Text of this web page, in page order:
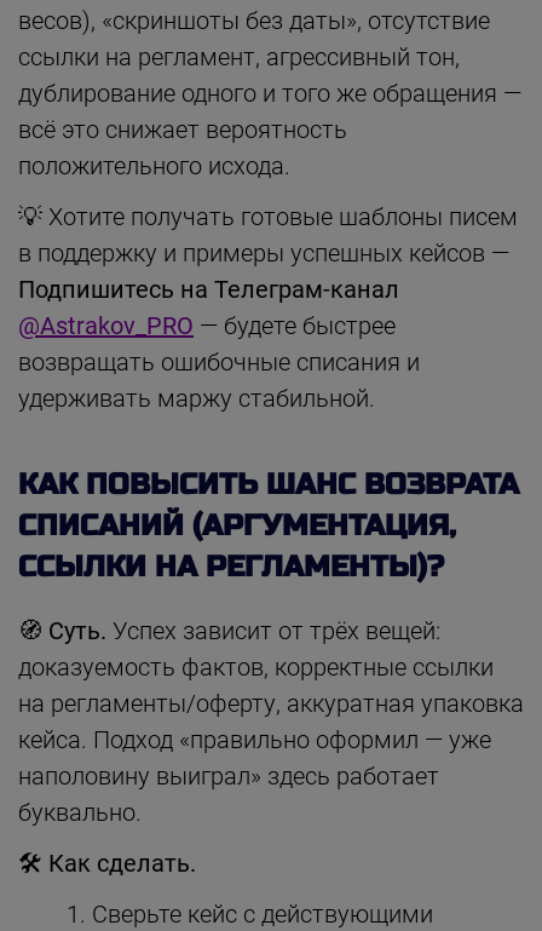
весов), «скриншоты без даты», отсутствие
ссылки на регламент, агрессивный тон,
дублирование одного и того же обращения —
всё это снижает вероятность
положительного исхода.
💡 Хотите получать готовые шаблоны писем
в поддержку и примеры успешных кейсов —
Подпишитесь на Телеграм-канал
@Astrakov_PRO — будете быстрее
возвращать ошибочные списания и
удерживать маржу стабильной.
КАК ПОВЫСИТЬ ШАНС ВОЗВРАТА
СПИСАНИЙ (АРГУМЕНТАЦИЯ,
ССЫЛКИ НА РЕГЛАМЕНТЫ)?
🧭 Суть. Успех зависит от трёх вещей:
доказуемость фактов, корректные ссылки
на регламенты/оферту, аккуратная упаковка
кейса. Подход «правильно оформил — уже
наполовину выиграл» здесь работает
буквально.
🛠 Как сделать.
Сверьте кейс с действующими